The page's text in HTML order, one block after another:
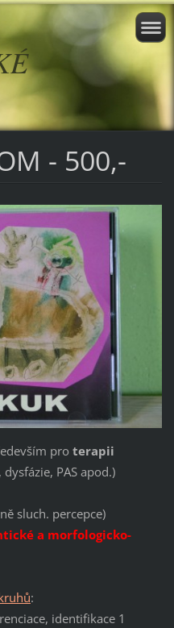
- 500,-
pro terapii
dysfázie, PAS apod.)
sluch. percepce)
a morfologicko-
:
identifikace 1